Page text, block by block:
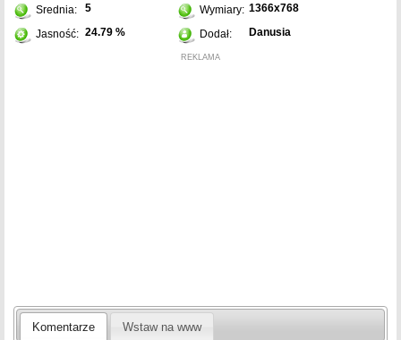
Srednia: 5 Wymiary: 1366x768
Jasność: 24.79 % Dodał: Danusia
REKLAMA
Komentarze Wstaw na www